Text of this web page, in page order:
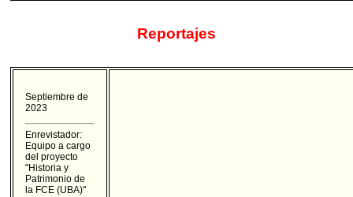
Reportajes
Septiembre de
2023
Enrevistador:
Equipo a cargo
del proyecto
"Historia y
Patrimonio de
la FCE (UBA)"